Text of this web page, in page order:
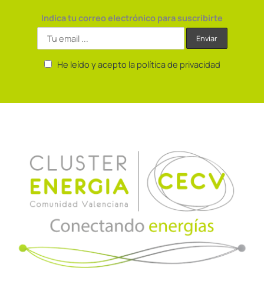
Indica tu correo electrónico para suscribirte
He leído y acepto la política de privacidad